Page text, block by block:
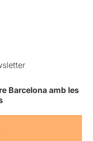
Barcelona amb les